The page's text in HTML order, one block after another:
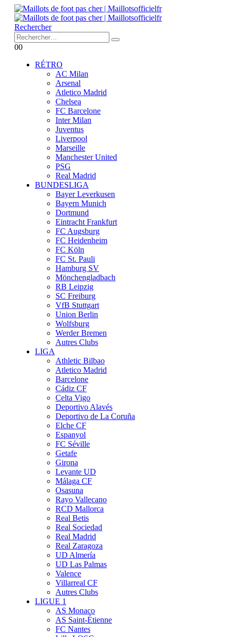
Rechercher
00
RÉTRO
AC Milan
Arsenal
Atletico Madrid
Chelsea
FC Barcelone
Inter Milan
Juventus
Liverpool
Marseille
Manchester United
PSG
Real Madrid
BUNDESLIGA
Bayer Leverkusen
Bayern Munich
Dortmund
Eintracht Frankfurt
FC Augsburg
FC Heidenheim
FC Köln
FC St. Pauli
Hamburg SV
Mönchengladbach
RB Leipzig
SC Freiburg
VfB Stuttgart
Union Berlin
Wolfsburg
Werder Bremen
Autres Clubs
LIGA
Athletic Bilbao
Atletico Madrid
Barcelone
Cádiz CF
Celta Vigo
Deportivo Alavés
Deportivo de La Coruña
Elche CF
Espanyol
FC Séville
Getafe
Girona
Levante UD
Málaga CF
Osasuna
Rayo Vallecano
RCD Mallorca
Real Betis
Real Sociedad
Real Madrid
Real Zaragoza
UD Almería
UD Las Palmas
Valence
Villarreal CF
Autres Clubs
LIGUE 1
AS Monaco
AS Saint-Étienne
FC Nantes